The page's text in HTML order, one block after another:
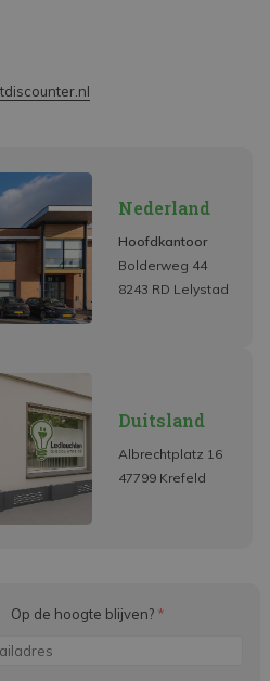
Nederland
Hoofdkantoor
Bolderweg 44
8243 RD Lelystad
Duitsland
Albrechtplatz 16
47799 Krefeld
Op de hoogte blijven? *